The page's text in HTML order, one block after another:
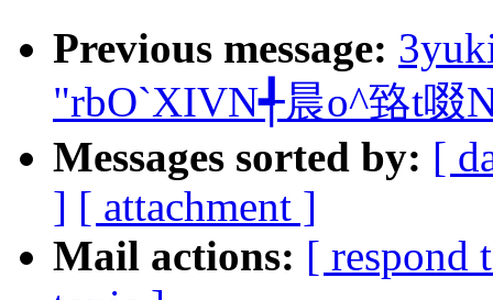
Previous message:
"rbO`XIVN╃晨o^臵t啜
Messages sorted by: [
] [ attachment ]
Mail actions: [ respond